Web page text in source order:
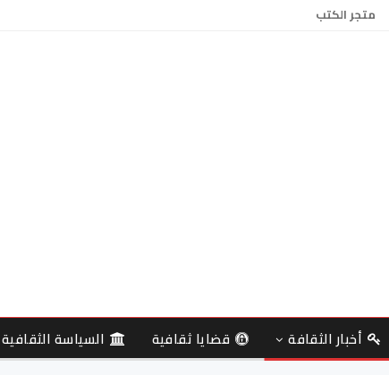
متجر الكتب
أخبار الثقافة قضايا ثقافية السياسة الثقافية